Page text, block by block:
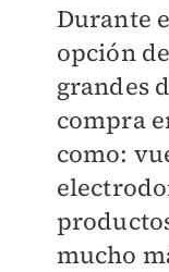
Durante
opción
grandes
compra
como:
mucho